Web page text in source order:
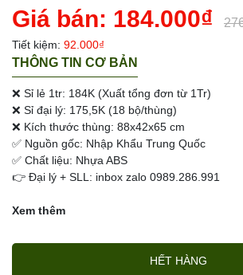
Giá bán: 184.000₫
Tiết kiệm: 92.000₫
THÔNG TIN CƠ BẢN
❌ Sỉ lẻ 1tr: 184K (Xuất tổng đơn từ 1Tr)
❌ Sỉ đại lý: 175,5K (18 bộ/thùng)
❌ Kích thước thùng: 88x42x65 cm
✅ Nguồn gốc: Nhập Khẩu Trung Quốc
✅ Chất liệu: Nhựa ABS
👉 Đại lý + SLL: inbox zalo 0989.286.991
Xem thêm
HẾT HÀNG